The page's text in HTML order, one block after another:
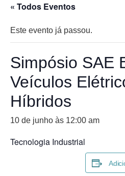
« Todos Eventos
Este evento já passou.
Simpósio SAE
Veículos
Híbridos
10 de junho às 12:00 am
Tecnologia Industrial